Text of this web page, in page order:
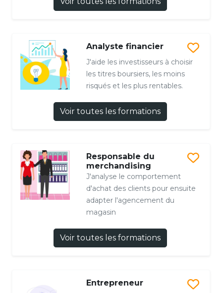
Analyste financier
J'aide les investisseurs à choisir
les titres boursiers, les moins
risqués et les plus rentables.
Voir toutes les formations
Responsable du
merchandising
J'analyse le comportement
d'achat des clients pour ensuite
adapter l'agencement du
magasin
Voir toutes les formations
Entrepreneur